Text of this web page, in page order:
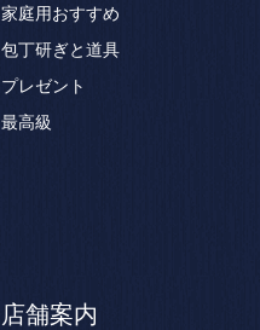
家庭用おすすめ
包丁研ぎと道具
プレゼント
最高級
店舗案内